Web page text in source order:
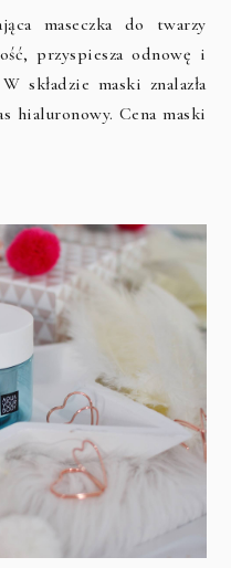
maseczka do twarzy
przyspiesza odnowę i
składzie maski znalazła
hialuronowy. Cena maski